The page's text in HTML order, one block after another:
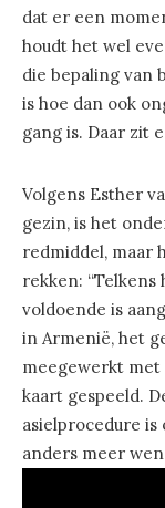
dat er een
houdt het wel
die bepaling van
is hoe dan ook
gang is. Daar zit
Volgens Esther
gezin, is het
redmiddel, maar
rekken:
voldoende is
in Armenië, het
meegewerkt
kaart gespeeld.
asielprocedure
anders meer